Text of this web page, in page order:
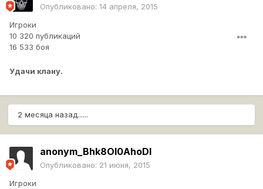
Опубликовано: 14 апреля, 2015
Игроки
10 320 публикаций
16 533 боя
Удачи клану.
2 месяца назад......
anonym_Bhk8OI0AhoDI
Опубликовано: 21 июня, 2015
Игроки